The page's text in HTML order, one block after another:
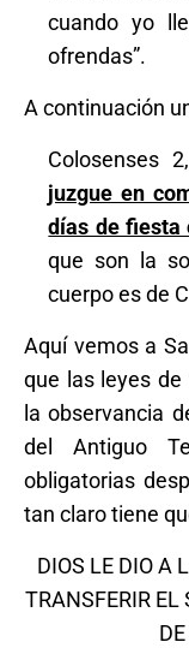
cuando yo
ofrendas”.
A continuación
Colosenses
juzgue en
días de fiesta
que son la
cuerpo es de
Aquí vemos a
que las leyes de
la observancia
del Antiguo
obligatorias
tan claro tiene
DIOS LE DIO A
TRANSFERIR EL